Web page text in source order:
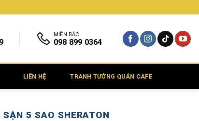
MIỀN BẮC
098 899 0364
LIÊN HỆ TRANH TƯỜNG QUÁN CAFE
5 SAO SHERATON